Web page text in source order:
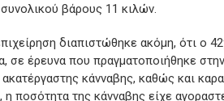
βάρους 11 κιλών.
διαπιστώθηκε ακόμη, ότι ο
σε έρευνα που πραγματοποιήθηκε
ακατέργαστης κάνναβης, καθώς και
η ποσότητα της κάνναβης είχε